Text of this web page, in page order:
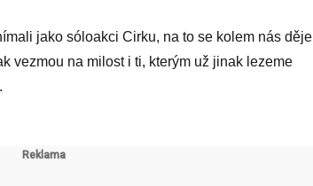
jako sóloakci Cirku, na to se kolem nás děje
vezmou na milost i ti, kterým už jinak lezeme